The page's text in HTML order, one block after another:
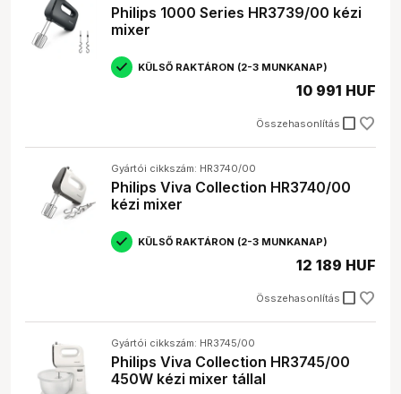
Philips 1000 Series HR3739/00 kézi
mixer
KÜLSŐ RAKTÁRON (2-3 MUNKANAP)
Összehasonlítás check_box_outline_blank
10 991 HUF
Gyártói cikkszám: HR3740/00
Philips Viva Collection HR3740/00
kézi mixer
KÜLSŐ RAKTÁRON (2-3 MUNKANAP)
Összehasonlítás check_box_outline_blank
12 189 HUF
Gyártói cikkszám: HR3745/00
Philips Viva Collection HR3745/00
450W kézi mixer tállal